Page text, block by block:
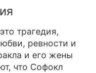
трагедия,
ревности и
и его жены
что Софокл